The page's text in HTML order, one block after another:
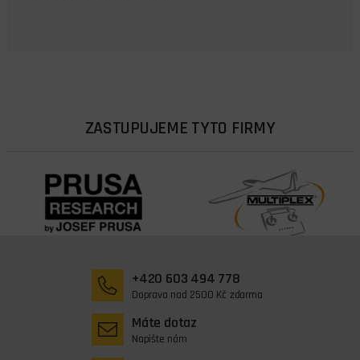
ZASTUPUJEME TYTO FIRMY
+420 603 494 778
Doprava nad 2500 Kč zdarma
Máte dotaz
Napište nám